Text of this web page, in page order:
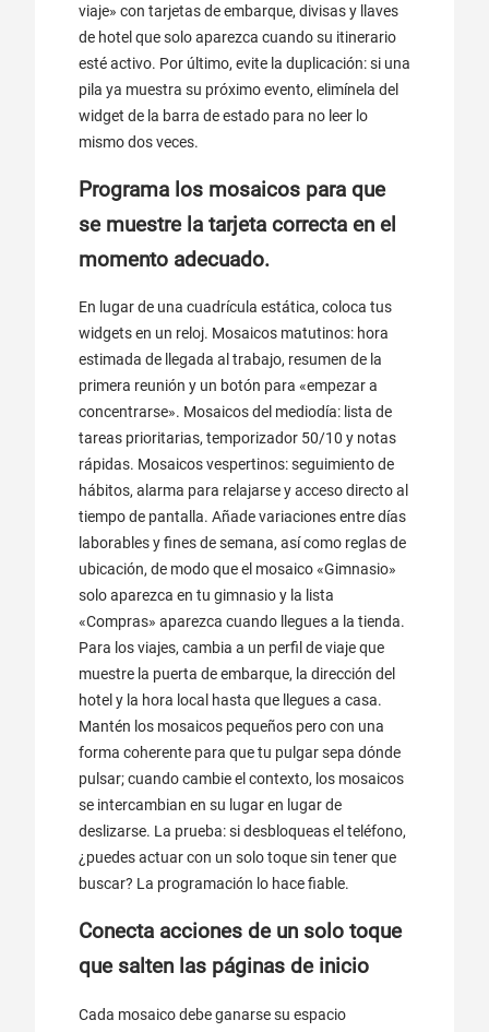
viaje» con tarjetas de embarque, divisas y llaves
de hotel que solo aparezca cuando su itinerario
esté activo. Por último, evite la duplicación: si una
pila ya muestra su próximo evento, elimínela del
widget de la barra de estado para no leer lo
mismo dos veces.
Programa los mosaicos para que
se muestre la tarjeta correcta en el
momento adecuado.
En lugar de una cuadrícula estática, coloca tus
widgets en un reloj. Mosaicos matutinos: hora
estimada de llegada al trabajo, resumen de la
primera reunión y un botón para «empezar a
concentrarse». Mosaicos del mediodía: lista de
tareas prioritarias, temporizador 50/10 y notas
rápidas. Mosaicos vespertinos: seguimiento de
hábitos, alarma para relajarse y acceso directo al
tiempo de pantalla. Añade variaciones entre días
laborables y fines de semana, así como reglas de
ubicación, de modo que el mosaico «Gimnasio»
solo aparezca en tu gimnasio y la lista
«Compras» aparezca cuando llegues a la tienda.
Para los viajes, cambia a un perfil de viaje que
muestre la puerta de embarque, la dirección del
hotel y la hora local hasta que llegues a casa.
Mantén los mosaicos pequeños pero con una
forma coherente para que tu pulgar sepa dónde
pulsar; cuando cambie el contexto, los mosaicos
se intercambian en su lugar en lugar de
deslizarse. La prueba: si desbloqueas el teléfono,
¿puedes actuar con un solo toque sin tener que
buscar? La programación lo hace fiable.
Conecta acciones de un solo toque
que salten las páginas de inicio
Cada mosaico debe ganarse su espacio